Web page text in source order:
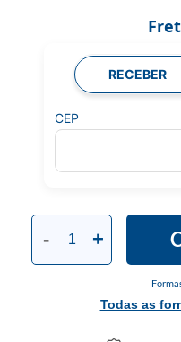
Todas as
- +
RECEBER
CEP